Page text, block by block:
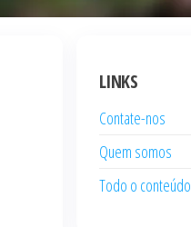
LINKS
Contate-nos
Quem somos
Todo o conteúdo